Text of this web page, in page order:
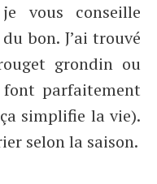
vous conseille
bon. J’ai trouvé
grondin ou
parfaitement
simplifie la vie).
selon la saison.